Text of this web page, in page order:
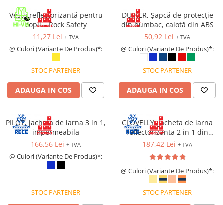
Vesta reflectorizantă pentru
copii – Rock Safety
11,27 Lei + TVA
@ Culori (Variante De Produs)*:
STOC PARTENER
ADAUGA IN COS
DUIKER, Șapcă de protecție
din bumbac, calotă din ABS
50,92 Lei + TVA
@ Culori (Variante De Produs)*:
STOC PARTENER
ADAUGA IN COS
PILOT, jacheta de iarna 3 in 1,
impermeabila
166,56 Lei + TVA
@ Culori (Variante De Produs)*:
STOC PARTENER
CLOVELLY, Jacheta de iarna
reflectorizanta 2 in 1 din
poliester 300D Oxford si PU
187,42 Lei + TVA
@ Culori (Variante De Produs)*:
STOC PARTENER